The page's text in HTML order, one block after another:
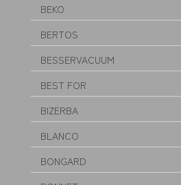
BEKO
BERTOS
BESSERVACUUM
BEST FOR
BIZERBA
BLANCO
BONGARD